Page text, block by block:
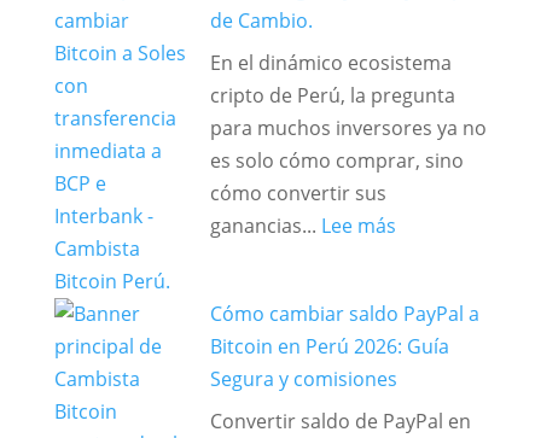
Asegurar
Operaciones
de
Criptomonedas
en
Perú
de Cambio.
En el dinámico ecosistema
cripto de Perú, la pregunta
para muchos inversores ya no
es solo cómo comprar, sino
cómo convertir sus
ganancias... Lee más:
Cómo
Cambiar
Bitcoin
a
Cómo cambiar saldo PayPal a
Bitcoin en Perú 2026: Guía
Segura y comisiones
Convertir saldo de PayPal en